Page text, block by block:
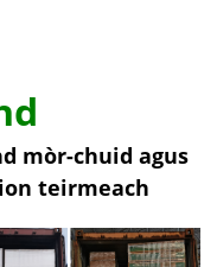
mòr-chuid agus
teirmeach